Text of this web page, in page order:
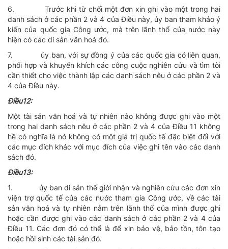
6. Trước khi từ chối một đơn xin ghi vào một trong hai
danh sách ở các phần 2 và 4 của Ðiều này, ủy ban tham khảo ý
kiến của quốc gia Công ước, mà trên lãnh thổ của nước này
hiện có các di sản văn hoá đó.
7. ủy ban, với sự đồng ý của các quốc gia có liên quan,
phối hợp và khuyến khích các công cuộc nghiên cứu và tìm tòi
cần thiết cho việc thành lập các danh sách nêu ở các phần 2 và
4 của Ðiều này.
Ðiều12:
Một tài sản văn hoá và tự nhiên nào không được ghi vào một
trong hai danh sách nêu ở các phần 2 và 4 của Ðiều 11 không
hề có nghĩa là nó không có một giá trị quốc tế đặc biệt đối với
các mục đích khác với mục đích của việc ghi tên vào các danh
sách đó.
Ðiều13:
1. ủy ban di sản thế giới nhận và nghiên cứu các đơn xin
viện trợ quốc tế của các nước tham gia Công ước, về các tài
sản văn hoá và tự nhiên nằm trên lãnh thổ của mình được ghi
hoặc cần được ghi vào các danh sách ở các phần 2 và 4 của
Ðiều 11. Các đơn đó có thể là để xin bảo vệ, bảo tồn, tôn tạo
hoặc hồi sinh các tài sản đó.